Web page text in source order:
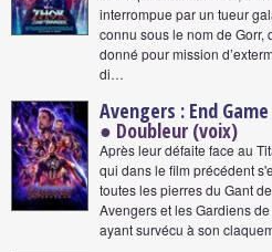
interrompue par un tueur
connu sous le nom de Gorr,
donné pour mission
di…
Avengers : End
● Doubleur (voix)
Après leur défaite face au
qui dans le film précédent
toutes les pierres du Gant
Avengers et les Gardiens
ayant survécu à son